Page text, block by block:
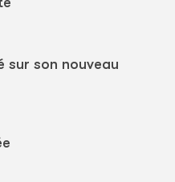
sur son nouveau